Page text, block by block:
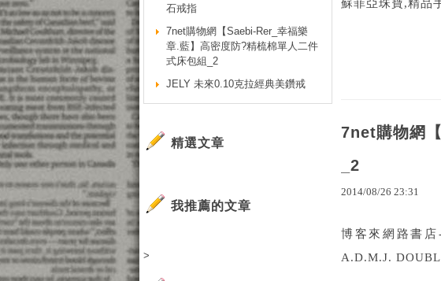
蘇菲亞珠寶,精品
7net購物網
_2
2014/08/26 23:31
博客來網路書
A.D.M.J.
石戒指
7net購物網【Saebi-Rer_幸福樂
章.藍】高密度防?精梳棉單人二件
式床包組_2
JELY 未來0.10克拉經典美鑽戒
精選文章
我推薦的文章
>